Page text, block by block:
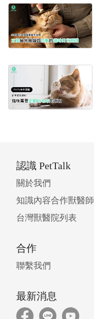
認識 PetTalk
關於我們
知識內容合作獸醫師
台灣獸醫院列表
合作
聯繫我們
最新消息